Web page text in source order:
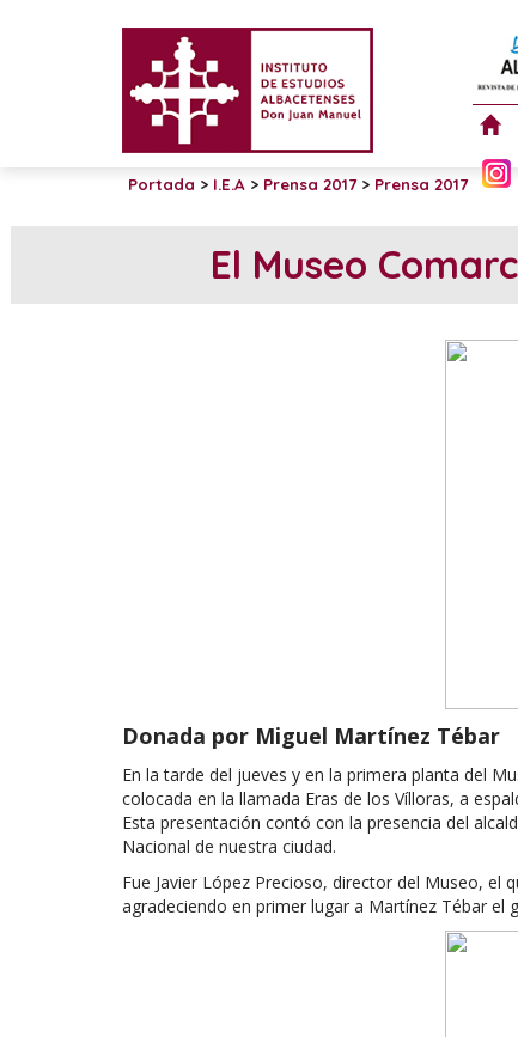
Portada > I.E.A > Prensa 2017> Prensa 2017
El Museo
Donada por Miguel Martínez Tébar
En la tarde del jueves y en la primera planta del
colocada en la llamada Eras de los Vílloras, a
Esta presentación contó con la presencia del
Nacional de nuestra ciudad.
Fue Javier López Precioso, director del Museo, el
agradeciendo en primer lugar a Martínez Tébar el